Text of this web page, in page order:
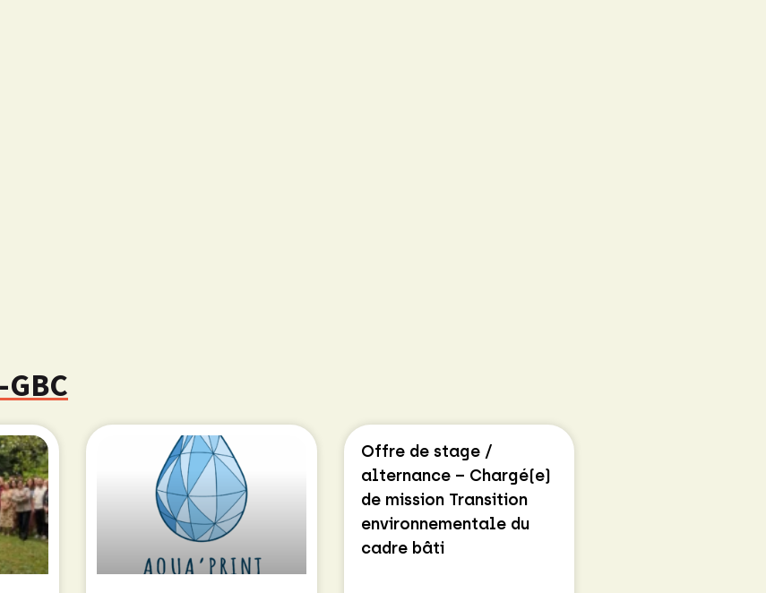
Offre de stage /
alternance – Chargé(e)
de mission Transition
environnementale du
cadre bâti